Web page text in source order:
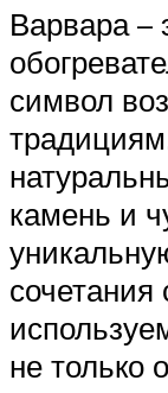
Варвара –
символ
камень и
не только